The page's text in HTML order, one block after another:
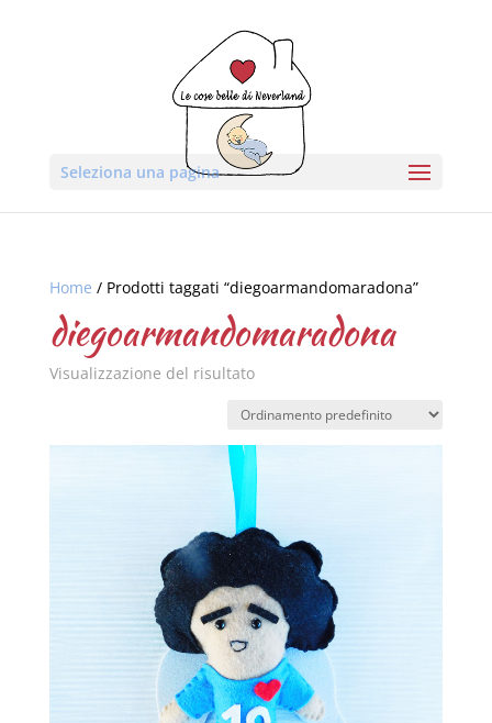
Seleziona una pagina
Home / Prodotti taggati “diegoarmandomaradona”
diegoarmandomaradona
Visualizzazione del risultato